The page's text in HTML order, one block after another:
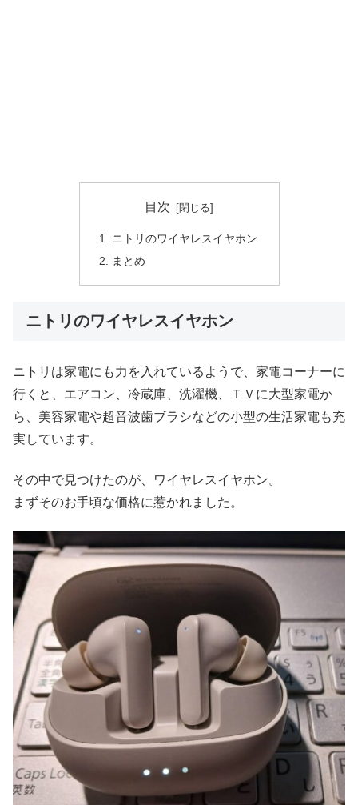
目次
ニトリのワイヤレスイヤホン
まとめ
ニトリのワイヤレスイヤホン
ニトリは家電にも力を入れているようで、家電コーナーに
行くと、エアコン、冷蔵庫、洗濯機、ＴＶに大型家電か
ら、美容家電や超音波歯ブラシなどの小型の生活家電も充
実しています。
その中で見つけたのが、ワイヤレスイヤホン。
まずそのお手頃な価格に惹かれました。